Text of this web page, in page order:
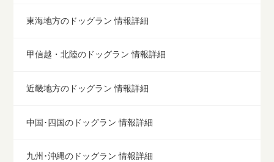
東海地方のドッグラン 情報詳細
甲信越・北陸のドッグラン 情報詳細
近畿地方のドッグラン 情報詳細
中国･四国のドッグラン 情報詳細
九州･沖縄のドッグラン 情報詳細